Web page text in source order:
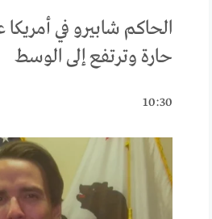
حارة وترتفع إلى الوسط
10:30